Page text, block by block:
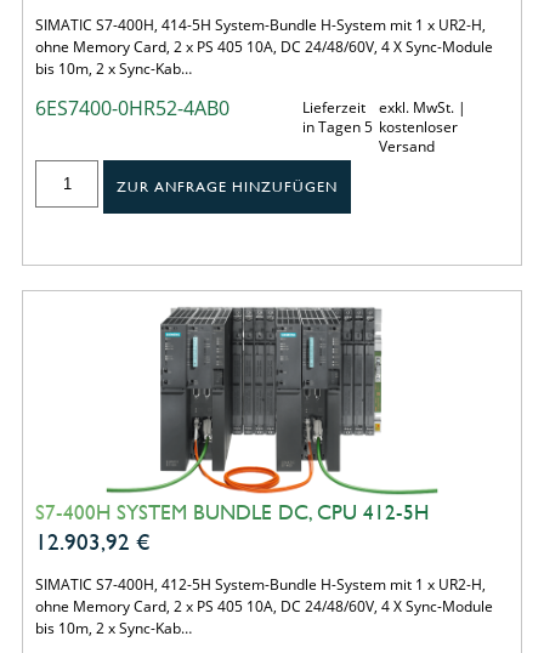
SIMATIC S7-400H, 414-5H System-Bundle H-System mit 1 x UR2-H,
ohne Memory Card, 2 x PS 405 10A, DC 24/48/60V, 4 X Sync-Module
bis 10m, 2 x Sync-Kab…
6ES7400-0HR52-4AB0
Lieferzeit
in Tagen 5
exkl. MwSt. |
kostenloser
Versand
ZUR ANFRAGE HINZUFÜGEN
S7-400H SYSTEM BUNDLE DC, CPU 412-5H
12.903,92 €
SIMATIC S7-400H, 412-5H System-Bundle H-System mit 1 x UR2-H,
ohne Memory Card, 2 x PS 405 10A, DC 24/48/60V, 4 X Sync-Module
bis 10m, 2 x Sync-Kab…